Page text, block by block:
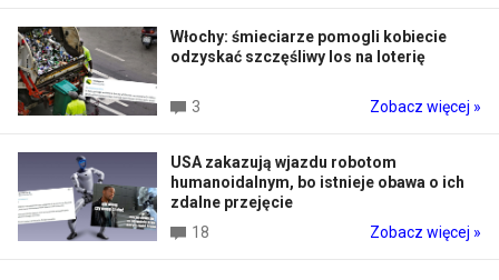
Włochy: śmieciarze pomogli kobiecie
odzyskać szczęśliwy los na loterię
3 Zobacz więcej »
USA zakazują wjazdu robotom
humanoidalnym, bo istnieje obawa o ich
zdalne przejęcie
18
Zobacz więcej »